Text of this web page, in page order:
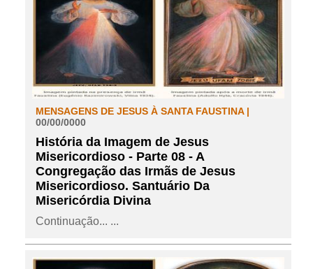
MENSAGENS DE JESUS À SANTA FAUSTINA |
00/00/0000
História da Imagem de Jesus
Misericordioso - Parte 08 - A
Congregação das Irmãs de Jesus
Misericordioso. Santuário Da
Misericórdia Divina
Continuação... ...